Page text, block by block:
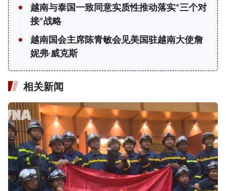
越南与泰国一致同意实质性推动落实“三个对
接”战略
越南国会主席陈青敏会见美国驻越南大使詹
妮弗·威克斯
相关新闻